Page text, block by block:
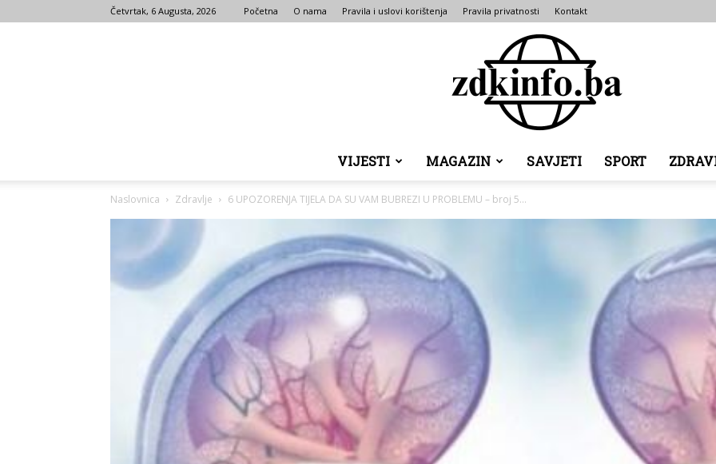
Četvrtak, 6 Augusta, 2026 Početna O nama Pravila i uslovi korištenja Pravila privatnosti Kontakt
VIJESTI MAGAZIN SAVJETI SPORT
Naslovnica Zdravlje 6 UPOZORENJA TIJELA DA SU VAM BUBREZI U PROBLEMU – broj 5...